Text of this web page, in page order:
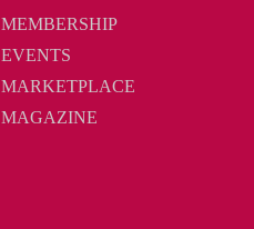
MEMBERSHIP
EVENTS
MARKETPLACE
MAGAZINE